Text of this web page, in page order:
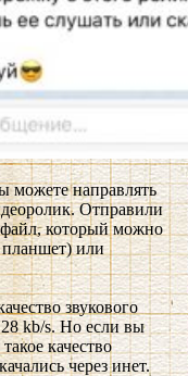
можете направлять
Отправили
который можно
планшет) или
звукового
kb/s. Но если вы
качество
через инет.